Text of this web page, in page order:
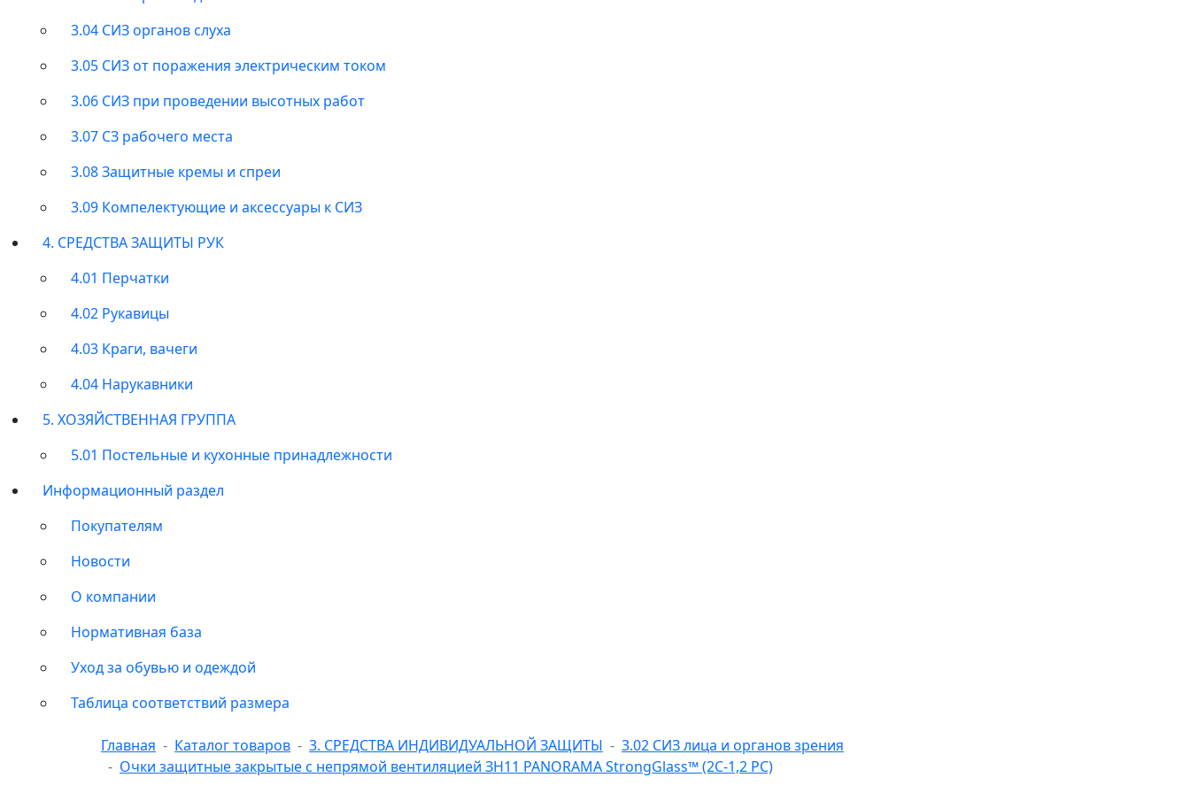
3.04 СИЗ органов слуха
3.05 СИЗ от поражения электрическим током
3.06 СИЗ при проведении высотных работ
3.07 СЗ рабочего места
3.08 Защитные кремы и спреи
3.09 Компелектующие и аксессуары к СИЗ
4. СРЕДСТВА ЗАЩИТЫ РУК
4.01 Перчатки
4.02 Рукавицы
4.03 Краги, вачеги
4.04 Нарукавники
5. ХОЗЯЙСТВЕННАЯ ГРУППА
5.01 Постельные и кухонные принадлежности
Информационный раздел
Покупателям
Новости
О компании
Нормативная база
Уход за обувью и одеждой
Таблица соответствий размера
Главная Каталог товаров 3. СРЕДСТВА ИНДИВИДУАЛЬНОЙ ЗАЩИТЫ
3.02 СИЗ лица и органов зрения
Очки защитные закрытые с непрямой вентиляцией ЗН11 PANORAMA StrongGlass™ (2С-1,2 РС)